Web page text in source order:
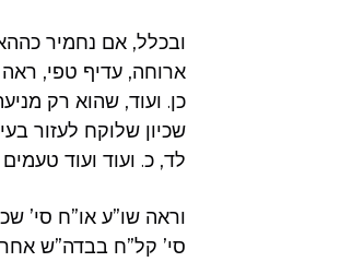
ובכלל, אם נחמיר
ארוחה, עדיף טפי,
כן. ועוד, שהוא רק
שכיון שלוקח לעזור
לד, כ. ועוד ועוד
וראה שו”ע או”ח סי’
סי’ קל”ח בבדה”ש